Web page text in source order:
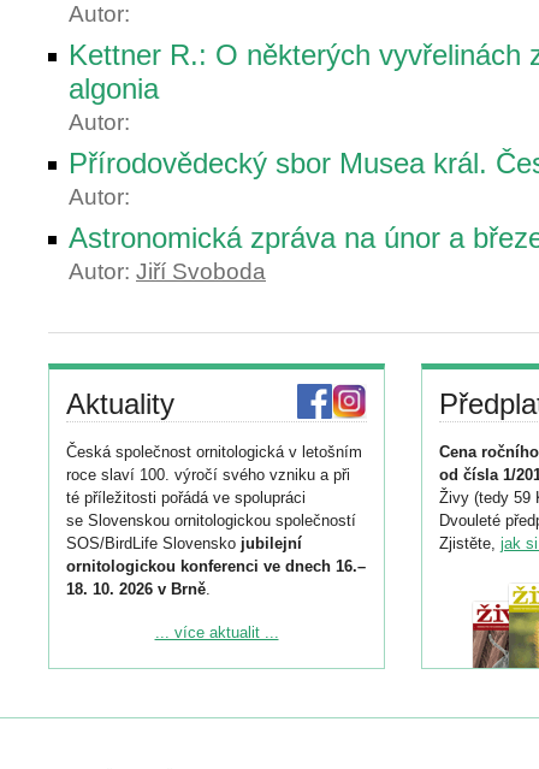
Autor:
Kettner R.: O některých vyvřelinách
algonia
Autor:
Přírodovědecký sbor Musea král.
Autor:
Astronomická zpráva na únor a
Autor: Jiří Svoboda
Aktuality
Česká společnost ornitologická v letošním
roce slaví 100. výročí svého vzniku a při
té příležitosti pořádá ve spolupráci
se Slovenskou ornitologickou společností
SOS/BirdLife Slovensko jubilejní
ornitologickou konferenci ve dnech 16.–
18. 10. 2026 v Brně.
Podrobnější informace ke konferenci
Registrovat se můžete do 6. září.
... více aktualit ...
Cena
od čísla 1/
Živy (tedy 59
Dvouleté
Zjistěte, jak